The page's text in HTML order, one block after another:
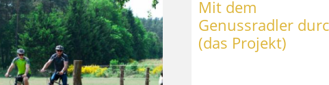
Mit dem
Genussradler
(das Projekt)